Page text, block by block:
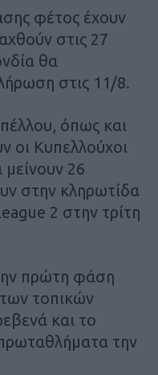
φέτος έχουν
στις 27
θα
στις 11/8.
όπως και
οι Κυπελλούχοι
26
στην κληρωτίδα
2 στην τρίτη
πρώτη φάση
τοπικών
και το
την